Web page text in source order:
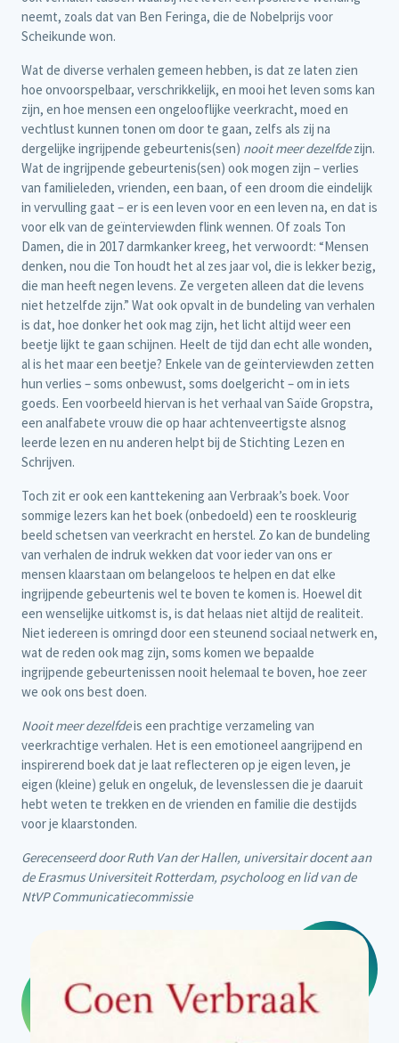
neemt, zoals dat van Ben Feringa, die de Nobelprijs voor
Scheikunde won.
Wat de diverse verhalen gemeen hebben, is dat ze laten zien
hoe onvoorspelbaar, verschrikkelijk, en mooi het leven soms kan
zijn, en hoe mensen een ongelooflijke veerkracht, moed en
vechtlust kunnen tonen om door te gaan, zelfs als zij na
dergelijke ingrijpende gebeurtenis(sen) nooit meer dezelfdezijn.
Wat de ingrijpende gebeurtenis(sen) ook mogen zijn – verlies
van familieleden, vrienden, een baan, of een droom die eindelijk
in vervulling gaat – er is een leven voor en een leven na, en dat is
voor elk van de geïnterviewden flink wennen. Of zoals Ton
Damen, die in 2017 darmkanker kreeg, het verwoordt: “Mensen
denken, nou die Ton houdt het al zes jaar vol, die is lekker bezig,
die man heeft negen levens. Ze vergeten alleen dat die levens
niet hetzelfde zijn.” Wat ook opvalt in de bundeling van verhalen
is dat, hoe donker het ook mag zijn, het licht altijd weer een
beetje lijkt te gaan schijnen. Heelt de tijd dan echt alle wonden,
al is het maar een beetje? Enkele van de geïnterviewden zetten
hun verlies – soms onbewust, soms doelgericht – om in iets
goeds. Een voorbeeld hiervan is het verhaal van Saïde Gropstra,
een analfabete vrouw die op haar achtenveertigste alsnog
leerde lezen en nu anderen helpt bij de Stichting Lezen en
Schrijven.
Toch zit er ook een kanttekening aan Verbraak’s boek. Voor
sommige lezers kan het boek (onbedoeld) een te rooskleurig
beeld schetsen van veerkracht en herstel. Zo kan de bundeling
van verhalen de indruk wekken dat voor ieder van ons er
mensen klaarstaan om belangeloos te helpen en dat elke
ingrijpende gebeurtenis wel te boven te komen is. Hoewel dit
een wenselijke uitkomst is, is dat helaas niet altijd de realiteit.
Niet iedereen is omringd door een steunend sociaal netwerk en,
wat de reden ook mag zijn, soms komen we bepaalde
ingrijpende gebeurtenissen nooit helemaal te boven, hoe zeer
we ook ons best doen.
Nooit meer dezelfdeis een prachtige verzameling van
veerkrachtige verhalen. Het is een emotioneel aangrijpend en
inspirerend boek dat je laat reflecteren op je eigen leven, je
eigen (kleine) geluk en ongeluk, de levenslessen die je daaruit
hebt weten te trekken en de vrienden en familie die destijds
voor je klaarstonden.
Gerecenseerd door Ruth Van der Hallen, universitair docent aan
de Erasmus Universiteit Rotterdam, psycholoog en lid van de
NtVP Communicatiecommissie